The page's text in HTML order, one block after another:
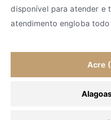
disponível para atender e
atendimento engloba todo
Acre